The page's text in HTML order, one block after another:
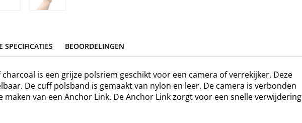
SPECIFICATIES BEOORDELINGEN
charcoal is een grijze polsriem geschikt voor een camera of verrekijker. Deze
De cuff polsband is gemaakt van nylon en leer. De camera is verbonden
van een Anchor Link. De Anchor Link zorgt voor een snelle verwijdering